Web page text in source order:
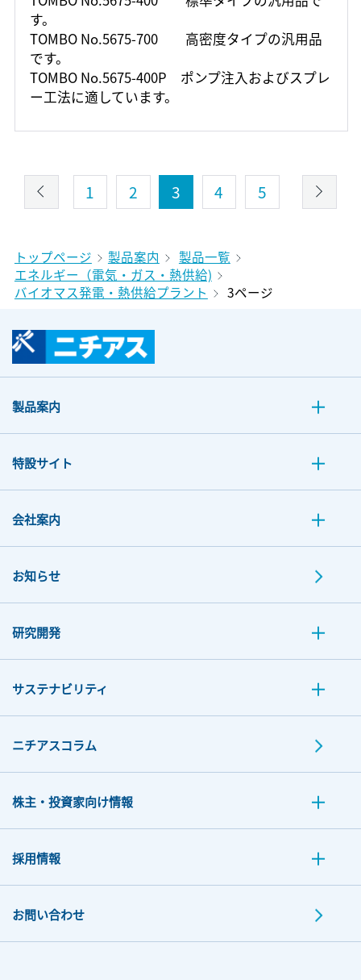
す。
TOMBO No.5675-700 高密度タイプの汎用品
です。
TOMBO No.5675-400P ポンプ注入およびスプレ
ー工法に適しています。
1 2 3 4 5
トップページ 製品案内
製品一覧
エネルギー（電気・ガス・熱供給)
バイオマス発電・熱供給プラント
3ページ
製品案内
特設サイト
会社案内
お知らせ
研究開発
サステナビリティ
ニチアスコラム
株主・投資家向け情報
採用情報
お問い合わせ